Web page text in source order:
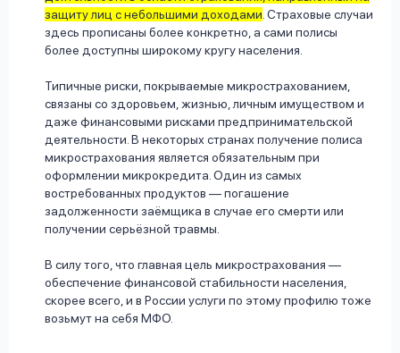
защиту лиц с небольшими доходами. Страховые случаи
здесь прописаны более конкретно, а сами полисы
более доступны широкому кругу населения.
Типичные риски, покрываемые микрострахованием,
связаны со здоровьем, жизнью, личным имуществом и
даже финансовыми рисками предпринимательской
деятельности. В некоторых странах получение полиса
микрострахования является обязательным при
оформлении микрокредита. Один из самых
востребованных продуктов — погашение
задолженности заёмщика в случае его смерти или
получении серьёзной травмы.
В силу того, что главная цель микрострахования —
обеспечение финансовой стабильности населения,
скорее всего, и в России услуги по этому профилю тоже
возьмут на себя МФО.